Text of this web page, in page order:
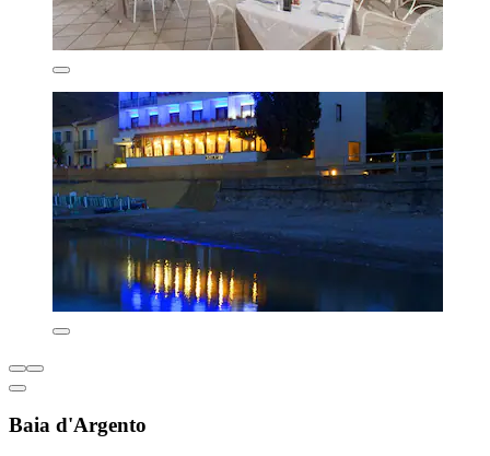
Baia d'Argento